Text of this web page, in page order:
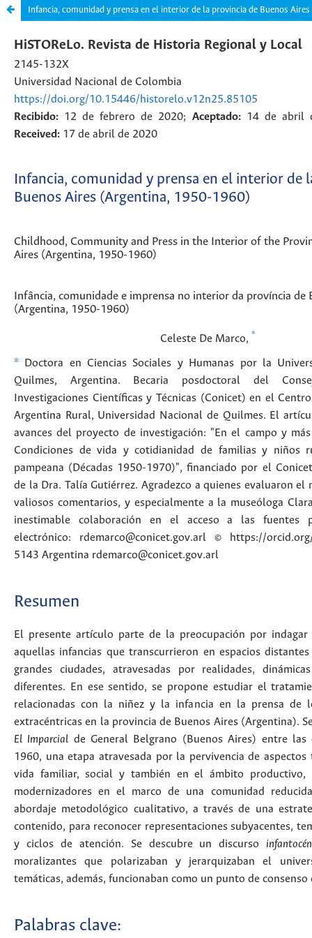
Infancia, comunidad y prensa en el interior de la provincia de Buenos